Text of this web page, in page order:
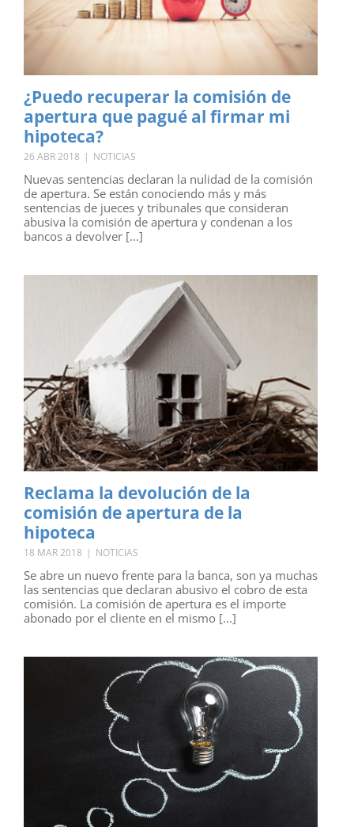
¿Puedo recuperar la comisión de
apertura que pagué al firmar mi
hipoteca?
26 ABR 2018 | NOTICIAS
Nuevas sentencias declaran la nulidad de la comisión
de apertura. Se están conociendo más y más
sentencias de jueces y tribunales que consideran
abusiva la comisión de apertura y condenan a los
bancos a devolver [...]
Reclama la devolución de la
comisión de apertura de la
hipoteca
18 MAR 2018 | NOTICIAS
Se abre un nuevo frente para la banca, son ya muchas
las sentencias que declaran abusivo el cobro de esta
comisión. La comisión de apertura es el importe
abonado por el cliente en el mismo [...]